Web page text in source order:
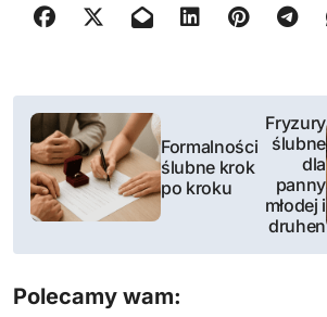
N
w
i
g
Formalności
ślubne krok
po kroku
Fryzury
ślubne
dla
panny
młodej i
druhen
Polecamy wam: